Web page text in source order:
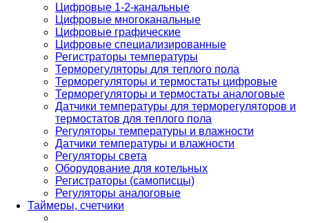
Цифровые 1-2-канальные
Цифровые многоканальные
Цифровые графические
Цифровые специализированные
Регистраторы температуры
Терморегуляторы для теплого пола
Терморегуляторы и термостаты цифровые
Терморегуляторы и термостаты аналоговые
Датчики температуры для терморегуляторов и
термостатов для теплого пола
Регуляторы температуры и влажности
Датчики температуры и влажности
Регуляторы света
Оборудование для котельных
Регистраторы (самописцы)
Регуляторы аналоговые
Таймеры, счетчики